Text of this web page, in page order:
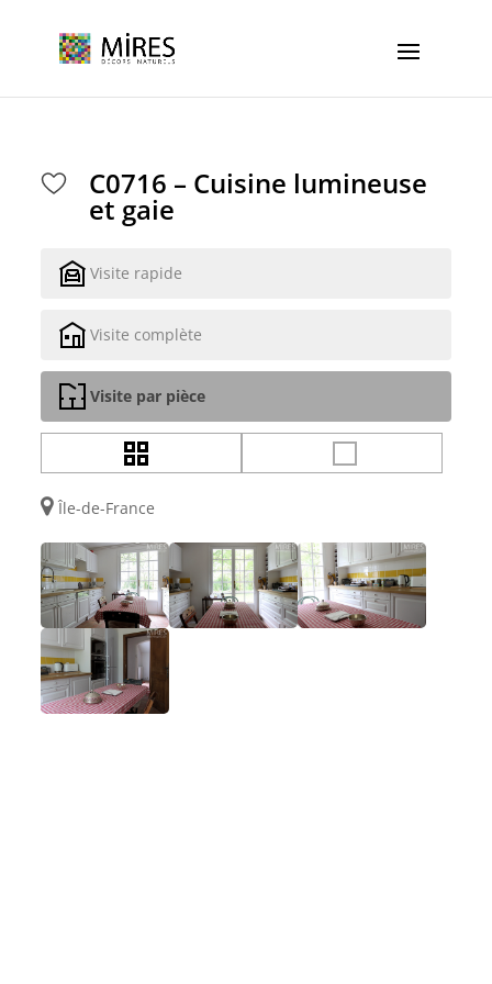
C0716 – Cuisine lumineuse
et gaie
Visite rapide
Visite complète
Visite par pièce
Île-de-France